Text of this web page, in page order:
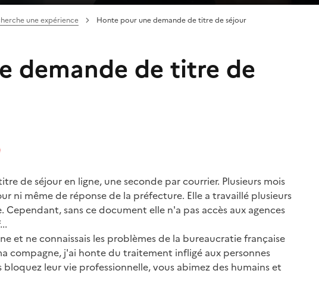
une expérience Honte pour une demande de titre de séjour
demande de titre de
de séjour en ligne, une seconde par courrier. Plusieurs mois
ni même de réponse de la préfecture. Elle a travaillé plusieurs
sans ce document elle n'a pas accès aux agences
et ne connaissais les problèmes de la bureaucratie française
compagne, j'ai honte du traitement infligé aux personnes
leur vie professionnelle, vous abimez des humains et